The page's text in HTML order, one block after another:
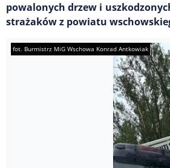
powalonych drzew i
strażaków z powiatu
fot. Burmistrz MiG Wschowa Konrad Antkowiak